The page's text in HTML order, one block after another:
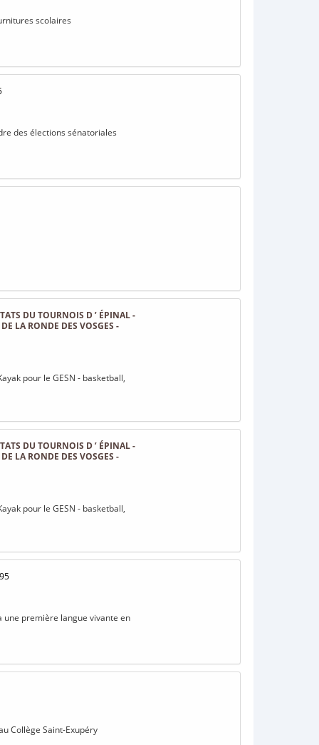
scolaires
des élections sénatoriales
DU TOURNOIS D ’ ÉPINAL -
LA RONDE DES VOSGES -
pour le GESN - basketball,
DU TOURNOIS D ’ ÉPINAL -
LA RONDE DES VOSGES -
pour le GESN - basketball,
une première langue vivante en
Collège Saint-Exupéry